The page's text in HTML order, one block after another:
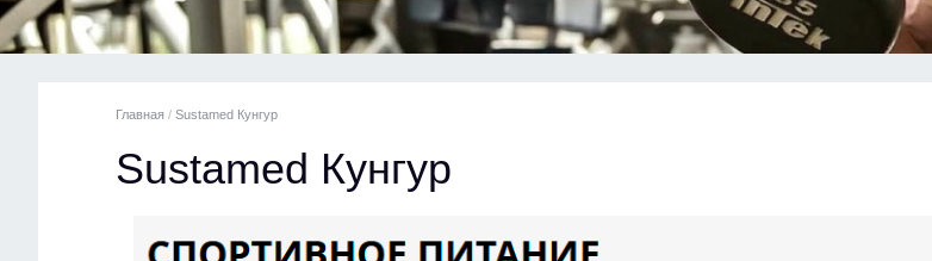
Главная / Sustamed Кунгур
Sustamed Кунгур